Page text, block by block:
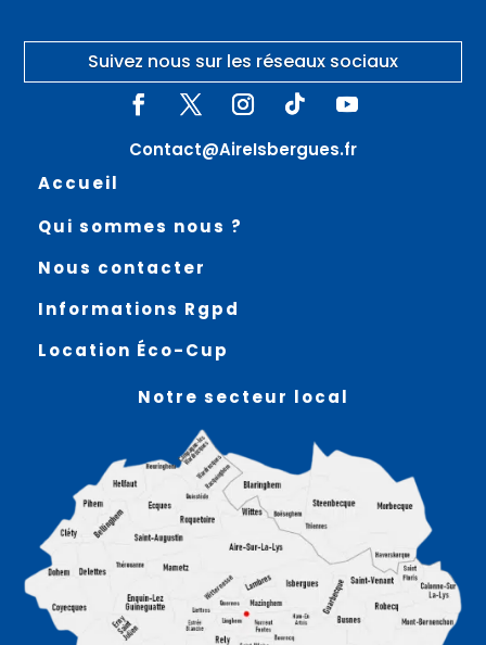
Suivez nous sur les réseaux sociaux
Contact@AireIsbergues.fr
Accueil
Qui sommes nous ?
Nous contacter
Informations Rgpd
Location Éco-Cup
Notre secteur local